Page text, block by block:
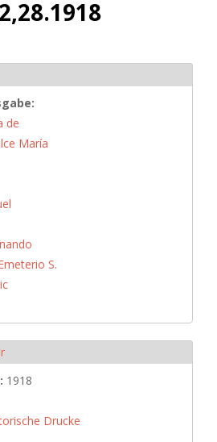
de
María
S.
1918
Drucke